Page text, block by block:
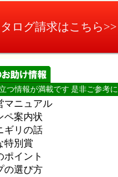
ログ請求はこちら>>
つ情報が満載です 是非ご参考に
マニュアル
ペ案内状
ギリの話
特別賞
ポイント
の選び方